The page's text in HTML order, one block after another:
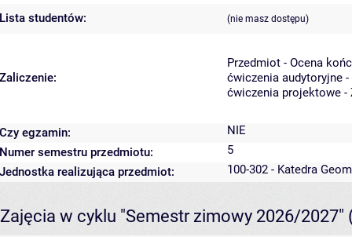
Lista studentów: (nie masz dostępu)
Zaliczenie:
Przedmiot - Ocena
ćwiczenia audytoryjne
ćwiczenia projektowe -
Czy egzamin:
NIE
Numer semestru przedmiotu:
5
Jednostka realizująca przedmiot:
100-302 - Katedra
Zajęcia w cyklu "Semestr zimowy 2026/2027"